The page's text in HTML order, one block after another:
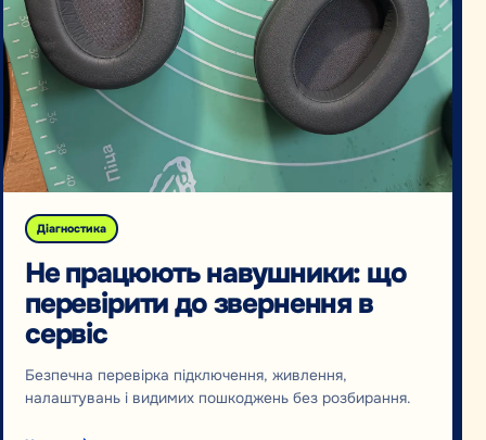
Діагностика
Не працюють навушники: що
перевірити до звернення в
сервіс
Безпечна перевірка підключення, живлення,
налаштувань і видимих пошкоджень без розбирання.